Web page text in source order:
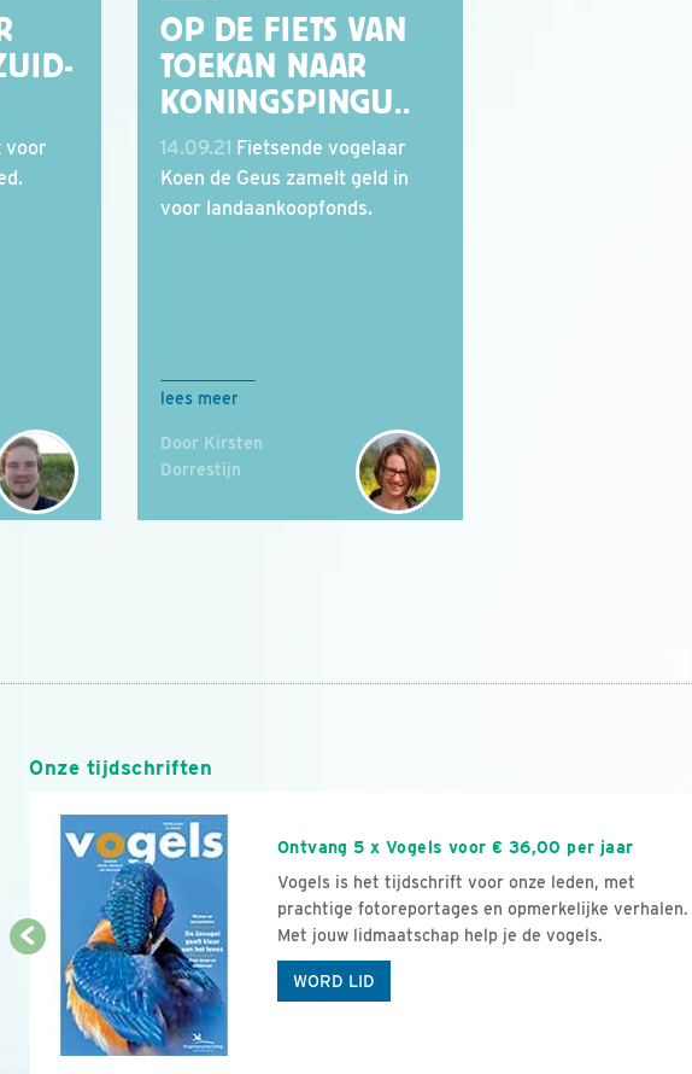
voor
OP DE FIETS VAN
TOEKAN NAAR
KONINGSPINGU..
14.09.21 Fietsende vogelaar
Koen de Geus zamelt geld in
voor landaankoopfonds.
lees meer
Door Kirsten
Dorrestijn
Onze tijdschriften
Ontvang 5 x Vogels voor € 36,00 per jaar
Vogels is het tijdschrift voor onze leden, met
prachtige fotoreportages en opmerkelijke verhalen.
Met jouw lidmaatschap help je de vogels.
WORD LID